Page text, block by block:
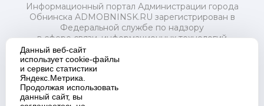
Информационный портал Администрации города
Обнинска ADMOBNINSK.RU зарегистрирован в
Федеральной службе по надзору
в сфере связи, информационных технологий
и массовых коммуникаций (Роскомнадзор) 24 июля
2018 года.
Свидетельство о регистрации Эл № ФС77-73321
Учредитель: Администрация (исполнительно-
распорядительный орган) городского округа "Город
Данный веб-сайт
использует cookie-файлы
и сервис статистики
Яндекс.Метрика.
Продолжая использовать
данный сайт, вы